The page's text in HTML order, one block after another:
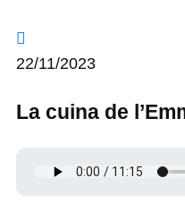
22/11/2023
La cuina de